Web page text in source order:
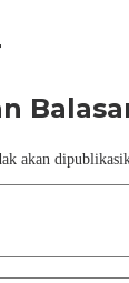
akan